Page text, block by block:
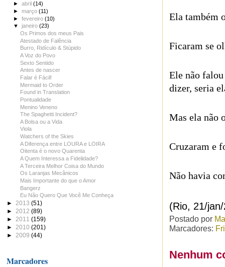
Ela também
Ficaram se
Ele não
dizer, seria
Mas ela não
Cruzaram e
Não havia
(Rio, 21/
Postado por
Marcadores:
Nenhum
►abril(14)
►março(11)
►fevereiro(10)
▼janeiro(23)
Os Primos dos meus Pais
Atestado de Falência
Burro, Ridículo & Stúpido
A Voz do Povo
Sexto Sentido
Antes de nascer
Falar é Fácil!
Mermaid to Order
Found in Translation
Pontualidade
Menino Veneno
The Spaghetti Incident?
A Bolsa ou a Vida
Viola
Watchers of the Skies
A Diferença entre LOURA e LOIRA
Oitenta é o novo Quarenta
A Quem Interessa a Fidelidade?
A Terceira Melhor Coisa do Mundo
Os Laranjas Mecânicos
Mais Importante do que o Amor
Bangerz
Eu Não Quero Que Você Me Conheça
► 2013 (51)
► 2012 (89)
► 2011 (159)
► 2010 (201)
► 2009 (44)
Marcadores